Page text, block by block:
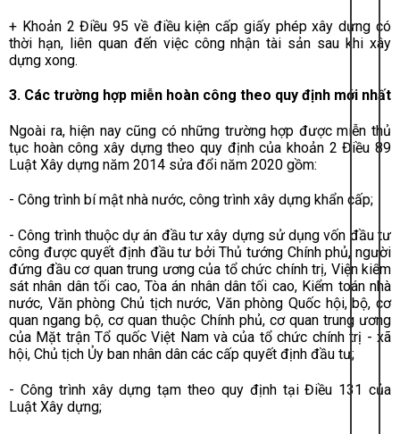
+ Khoản 2 Điều 95 về điều kiện cấp giấy phép xây dựng có
thời hạn, liên quan đến việc công nhận tài sản sau khi xây
dựng xong.
3. Các trường hợp miễn hoàn công theo quy định mới nhất
Ngoài ra, hiện nay cũng có những trường hợp được miễn thủ
tục hoàn công xây dựng theo quy định của khoản 2 Điều 89
Luật Xây dựng năm 2014 sửa đổi năm 2020 gồm:
- Công trình bí mật nhà nước, công trình xây dựng khẩn cấp;
- Công trình thuộc dự án đầu tư xây dựng sử dụng vốn đầu tư
công được quyết định đầu tư bởi Thủ tướng Chính phủ, người
đứng đầu cơ quan trung ương của tổ chức chính trị, Viện kiểm
sát nhân dân tối cao, Tòa án nhân dân tối cao, Kiểm toán nhà
nước, Văn phòng Chủ tịch nước, Văn phòng Quốc hội, bộ, cơ
quan ngang bộ, cơ quan thuộc Chính phủ, cơ quan trung ương
của Mặt trận Tổ quốc Việt Nam và của tổ chức chính trị - xã
hội, Chủ tịch Ủy ban nhân dân các cấp quyết định đầu tư;
- Công trình xây dựng tạm theo quy định tại Điều 131 của
Luật Xây dựng;